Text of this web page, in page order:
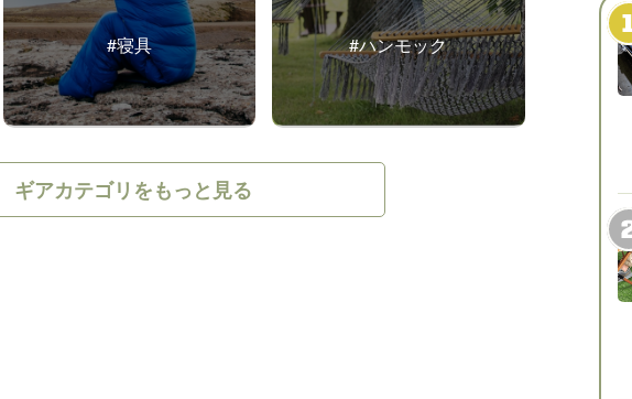
#寝具 #ハンモック
#バーナー・グリル
ギアカテゴリをもっと見る